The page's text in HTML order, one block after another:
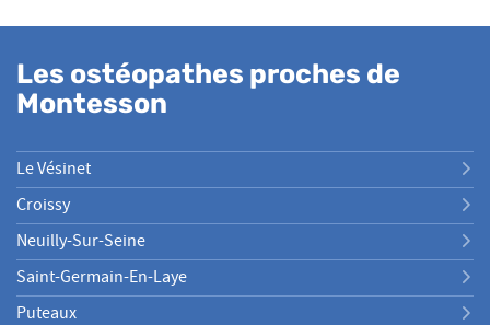
Les ostéopathes proches de
Montesson
Le Vésinet
Croissy
Neuilly-Sur-Seine
Saint-Germain-En-Laye
Puteaux